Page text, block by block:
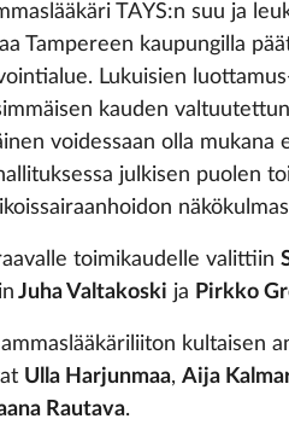
TAYS:n suu ja
Tampereen kaupungilla
Lukuisien
kauden
voidessaan olla mukana
julkisen puolen
toimikaudelle valittiin
Juha Valtakoski ja Pirkko
kultaisen
Ulla Harjunmaa, Aija
Rautava.